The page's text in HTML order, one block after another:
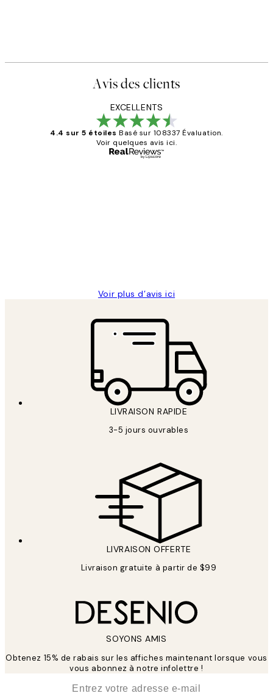
Avis des clients
EXCELLENTS
4.4 sur 5 étoiles Basé sur 108337 Évaluation.
Voir quelques avis ici.
Voir plus d’avis ici
LIVRAISON RAPIDE
3-5 jours ouvrables
LIVRAISON OFFERTE
Livraison gratuite à partir de $99
SOYONS AMIS
Obtenez 15% de rabais sur les affiches maintenant lorsque vous
vous abonnez à notre infolettre !